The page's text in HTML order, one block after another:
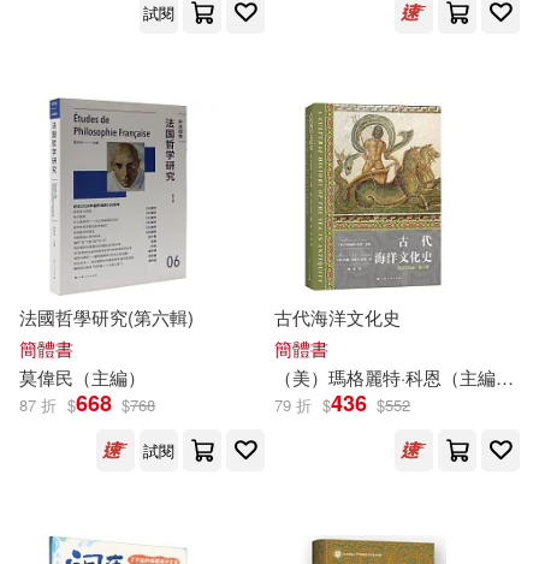
榮躍明（主編）(10)
沈開艷（主編）(10)
趙鎮琬（主編）(10)
陳重銘(10)
SS-Paradise(9)
中共張家港市委黨史地方志辦公室
京橋こより(9) 勞思光(9)
江蘇人民出版社(60) 麥田(60)
上海財經大學出版社(59)
生活‧讀書‧新知三聯書店(59)
世一(58) 人民交通出版社(58)
試閱
法國哲學研究(第六輯)
簡體書
莫偉民（主編）
87 折 $668 $768
試閱
古代海洋文化史
簡體書
（美）瑪格麗特·科恩（主編）
79 折 $436 $552